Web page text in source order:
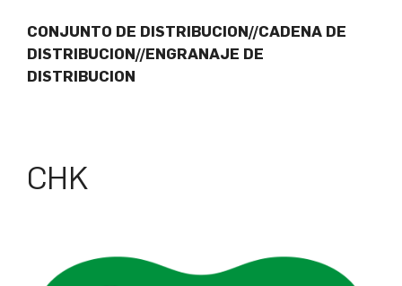
CONJUNTO DE DISTRIBUCION//CADENA DE
DISTRIBUCION//ENGRANAJE DE
DISTRIBUCION
CHK